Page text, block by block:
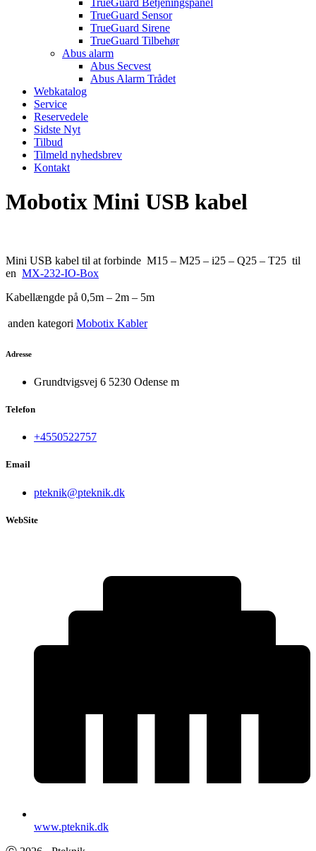
TrueGuard Betjeningspanel
TrueGuard Sensor
TrueGuard Sirene
TrueGuard Tilbehør
Abus alarm
Abus Secvest
Abus Alarm Trådet
Webkatalog
Service
Reservedele
Sidste Nyt
Tilbud
Tilmeld nyhedsbrev
Kontakt
Mobotix Mini USB kabel
Mini USB kabel til at forbinde M15 – M25 – i25 – Q25 – T25 til
en MX-232-IO-Box
Kabellængde på 0,5m – 2m – 5m
anden kategori Mobotix Kabler
Adresse
Grundtvigsvej 6 5230 Odense m
Telefon
+4550522757
Email
pteknik@pteknik.dk
WebSite
www.pteknik.dk